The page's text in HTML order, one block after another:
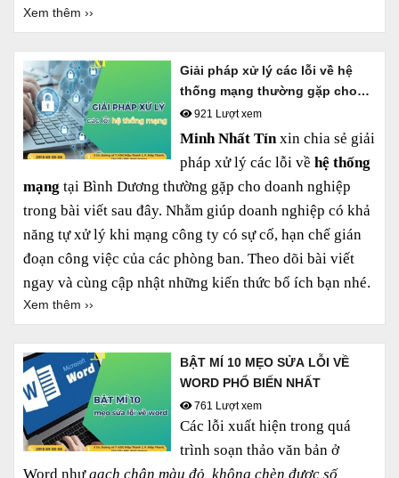
Xem thêm ››
Giải pháp xử lý các lỗi về hệ
thống mạng thường gặp cho
doanh nghiệp
921 Lượt xem
Minh Nhất Tínxin chia sẻ giải
pháp xử lý các lỗi vềhệ thống
mạng tại Bình Dương thường gặp cho doanh nghiệp
trong bài viết sau đây. Nhằm giúp doanh nghiệp có khả
năng tự xử lý khi mạng công ty có sự cố, hạn chế gián
đoạn công việc của các phòng ban. Theo dõi bài viết
ngay và cùng cập nhật những kiến thức bổ ích bạn nhé.
Xem thêm ››
BẬT MÍ 10 MẸO SỬA LỖI VỀ
WORD PHỔ BIẾN NHẤT
761 Lượt xem
Các lỗi xuất hiện trong quá
trình soạn thảo văn bản ở
Word nhưgạch chân màu đỏ, không chèn được số